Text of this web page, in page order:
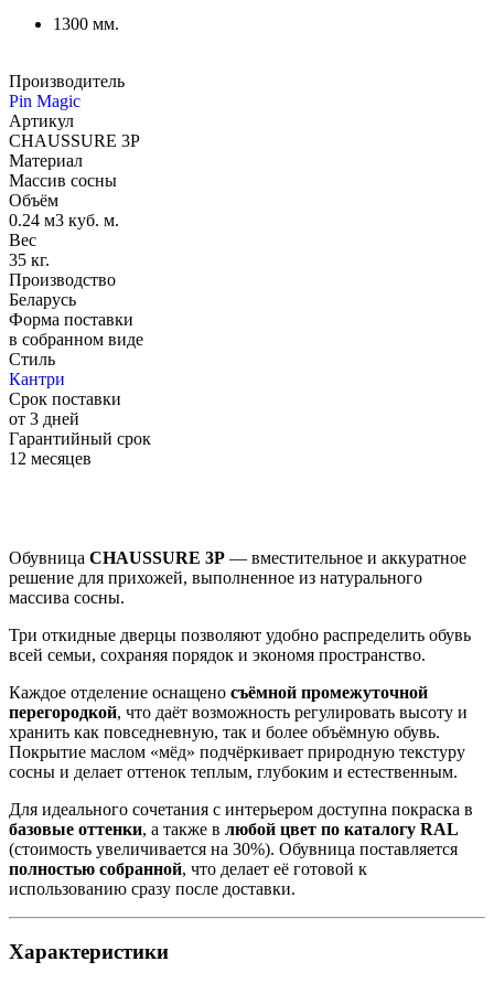
1300 мм.
Производитель
Pin Magic
Артикул
CHAUSSURE 3P
Материал
Массив сосны
Объём
0.24 м3 куб. м.
Вес
35 кг.
Производство
Беларусь
Форма поставки
в собранном виде
Стиль
Кантри
Срок поставки
от 3 дней
Гарантийный срок
12 месяцев
Обувница CHAUSSURE 3P — вместительное и аккуратное
решение для прихожей, выполненное из натурального
массива сосны.
Три откидные дверцы позволяют удобно распределить обувь
всей семьи, сохраняя порядок и экономя пространство.
Каждое отделение оснащено съёмной промежуточной
перегородкой, что даёт возможность регулировать высоту и
хранить как повседневную, так и более объёмную обувь.
Покрытие маслом «мёд» подчёркивает природную текстуру
сосны и делает оттенок теплым, глубоким и естественным.
Для идеального сочетания с интерьером доступна покраска в
базовые оттенки, а также в любой цвет по каталогу RAL
(стоимость увеличивается на 30%). Обувница поставляется
полностью собранной, что делает её готовой к
использованию сразу после доставки.
Характеристики